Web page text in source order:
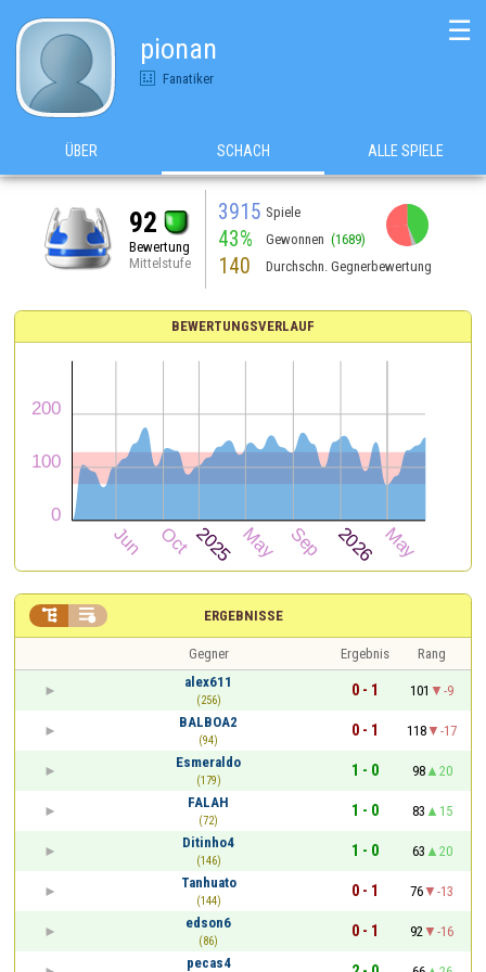
pionan
Fanatiker
☰
ÜBER SCHACH ALLE SPIELE
92
Bewertung
Mittelstufe
3915 Spiele
43% Gewonnen (1689)
140 Durchschn. Gegnerbewertung
BEWERTUNGSVERLAUF
ERGEBNISSE
 
Gegner Ergebnis
Rang
alex611
(256)
0 - 1 101
-9
BALBOA2
(94)
0 - 1 118
-17
Esmeraldo
(179)
1 - 0 98
20
FALAH
(72)
1 - 0 83
15
Ditinho4
(146)
1 - 0 63
20
Tanhuato
(144)
0 - 1 76
-13
edson6
(86)
0 - 1 92
-16
pecas4